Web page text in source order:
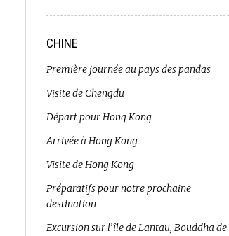
CHINE
Première journée au pays des pandas
Visite de Chengdu
Départ pour Hong Kong
Arrivée à Hong Kong
Visite de Hong Kong
Préparatifs pour notre prochaine
destination
Excursion sur l’île de Lantau, Bouddha de